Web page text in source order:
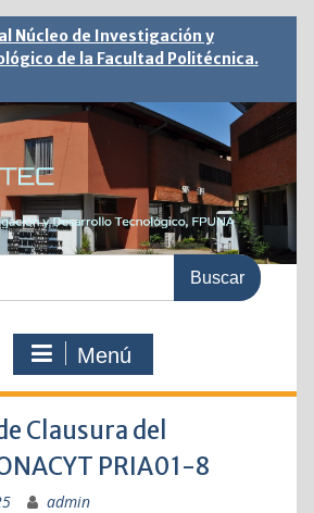
Núcleo de Investigación y
de la Facultad Politécnica.
Menú
Clausura del
PRIA01-8
admin